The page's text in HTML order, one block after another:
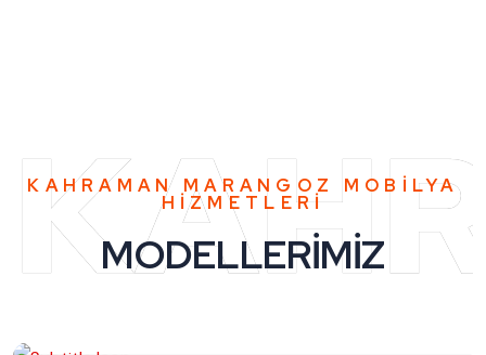
KAHRAMAN MARANGOZ MOBİLYA
HİZMETLERİ
MODELLERİMİZ